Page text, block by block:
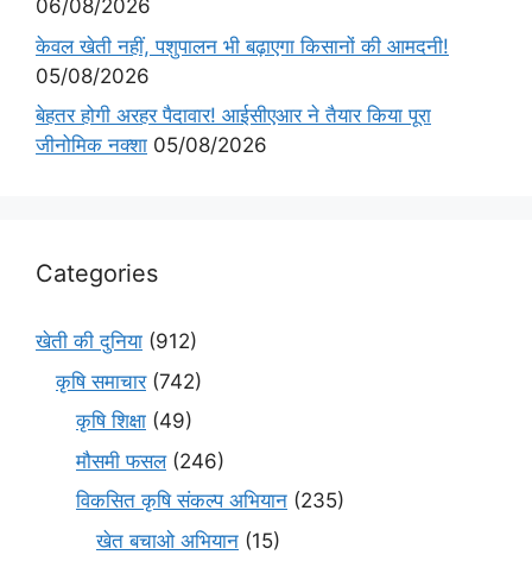
06/08/2026
केवल खेती नहीं, पशुपालन भी बढ़ाएगा किसानों की आमदनी!
05/08/2026
बेहतर होगी अरहर पैदावार! आईसीएआर ने तैयार किया पूरा
जीनोमिक नक्शा 05/08/2026
Categories
खेती की दुनिया (912)
कृषि समाचार(742)
कृषि शिक्षा (49)
मौसमी फसल(246)
विकसित कृषि संकल्प अभियान (235)
खेत बचाओ अभियान (15)